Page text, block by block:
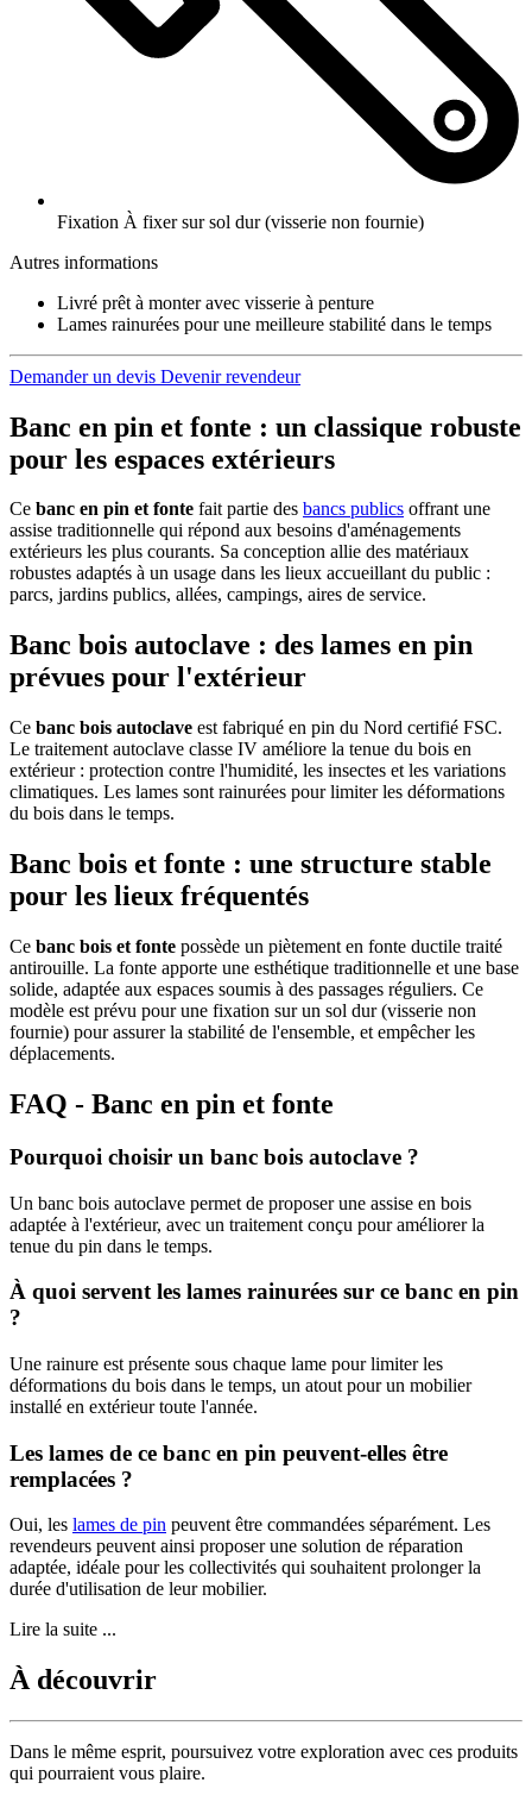
Fixation À fixer sur sol dur (visserie non fournie)
Autres informations
Livré prêt à monter avec visserie à penture
Lames rainurées pour une meilleure stabilité dans le temps
Demander un devis Devenir revendeur
Banc en pin et fonte : un classique robuste
pour les espaces extérieurs
Ce banc en pin et fonte fait partie des bancs publics offrant une
assise traditionnelle qui répond aux besoins d'aménagements
extérieurs les plus courants. Sa conception allie des matériaux
robustes adaptés à un usage dans les lieux accueillant du public :
parcs, jardins publics, allées, campings, aires de service.
Banc bois autoclave : des lames en pin
prévues pour l'extérieur
Ce banc bois autoclave est fabriqué en pin du Nord certifié FSC.
Le traitement autoclave classe IV améliore la tenue du bois en
extérieur : protection contre l'humidité, les insectes et les variations
climatiques. Les lames sont rainurées pour limiter les déformations
du bois dans le temps.
Banc bois et fonte : une structure stable
pour les lieux fréquentés
Ce banc bois et fonte possède un piètement en fonte ductile traité
antirouille. La fonte apporte une esthétique traditionnelle et une base
solide, adaptée aux espaces soumis à des passages réguliers. Ce
modèle est prévu pour une fixation sur un sol dur (visserie non
fournie) pour assurer la stabilité de l'ensemble, et empêcher les
déplacements.
FAQ - Banc en pin et fonte
Pourquoi choisir un banc bois autoclave ?
Un banc bois autoclave permet de proposer une assise en bois
adaptée à l'extérieur, avec un traitement conçu pour améliorer la
tenue du pin dans le temps.
À quoi servent les lames rainurées sur ce banc en pin
?
Une rainure est présente sous chaque lame pour limiter les
déformations du bois dans le temps, un atout pour un mobilier
installé en extérieur toute l'année.
Les lames de ce banc en pin peuvent-elles être
remplacées ?
Oui, les lames de pin peuvent être commandées séparément. Les
revendeurs peuvent ainsi proposer une solution de réparation
adaptée, idéale pour les collectivités qui souhaitent prolonger la
durée d'utilisation de leur mobilier.
Lire la suite ...
À découvrir
Dans le même esprit, poursuivez votre exploration avec ces produits
qui pourraient vous plaire.